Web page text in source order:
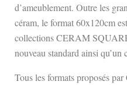
d’ameublement. Outre les
céram, le format 60x120cm
collections CERAM
nouveau standard ainsi
Tous les formats proposés